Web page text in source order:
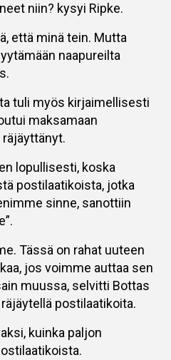
niin? kysyi Ripke.
että minä tein. Mutta
naapureilta
tuli myös kirjaimellisesti
maksamaan
lopullisesti, koska
postilaatikoista, jotka
sinne, sanottiin
Tässä on rahat uuteen
jos voimme auttaa sen
muussa, selvitti Bottas
postilaatikoita.
kuinka paljon